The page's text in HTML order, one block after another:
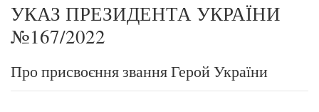
УКАЗ ПРЕЗИДЕНТА УКРАЇНИ
№167/2022
Про присвоєння звання Герой України